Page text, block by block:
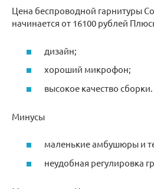
Цена беспроводной гарнитуры
начинается от 16100 рублей
дизайн;
хороший микрофон;
высокое качество сборки.
Минусы
маленькие амбушюры и
неудобная регулировка